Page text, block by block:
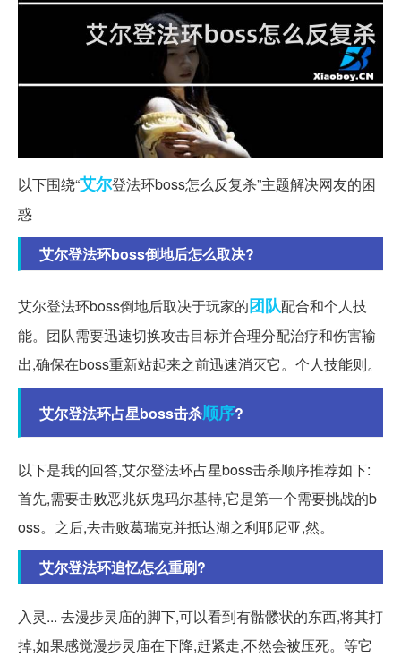
以下围绕“艾尔登法环boss怎么反复杀”主题解决网友的困
惑
艾尔登法环boss倒地后怎么取决?
艾尔登法环boss倒地后取决于玩家的团队配合和个人技
能。团队需要迅速切换攻击目标并合理分配治疗和伤害输
出,确保在boss重新站起来之前迅速消灭它。个人技能则。
艾尔登法环占星boss击杀顺序?
以下是我的回答,艾尔登法环占星boss击杀顺序推荐如下:
首先,需要击败恶兆妖鬼玛尔基特,它是第一个需要挑战的b
oss。之后,去击败葛瑞克并抵达湖之利耶尼亚,然。
艾尔登法环追忆怎么重刷?
入灵... 去漫步灵庙的脚下,可以看到有骷髅状的东西,将其打
掉,如果感觉漫步灵庙在下降,赶紧走,不然会被压死。等它